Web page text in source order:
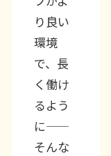
り良い
環境
で、長
く働け
るよう
に――
そんな